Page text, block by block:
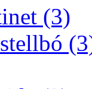
(3)